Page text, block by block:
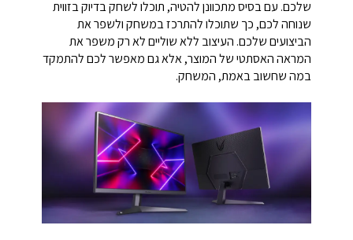
שלכם. עם בסיס מתכוונן להטיה, תוכלו לשחק בדיוק בזווית
שנוחה לכם, כך שתוכלו להתרכז במשחק ולשפר את
הביצועים שלכם. העיצוב ללא שוליים לא רק משפר את
המראה האסתטי של המוצר, אלא גם מאפשר לכם להתמקד
במה שחשוב באמת, המשחק.